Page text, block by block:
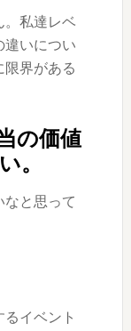
。私達レベ
違いについ
界がある
の価値
。
と思って
イベント